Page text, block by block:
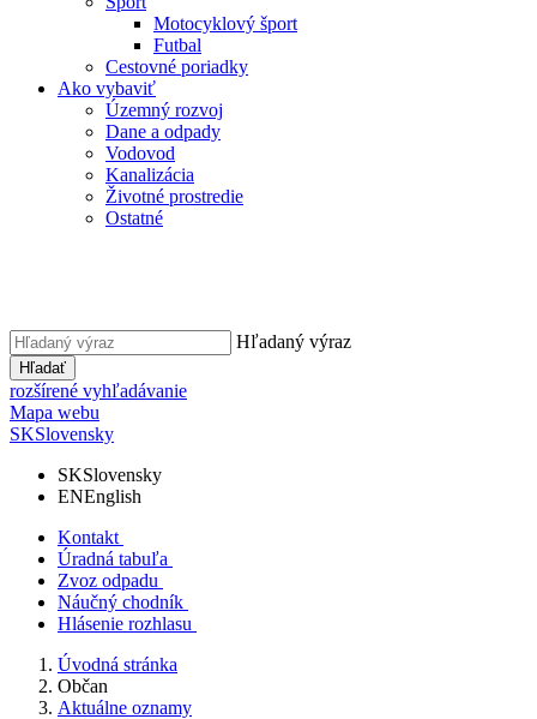
Motocyklový šport
Futbal
Cestovné poriadky
Ako vybaviť
Územný rozvoj
Dane a odpady
Vodovod
Kanalizácia
Životné prostredie
Ostatné
Hľadaný výraz
Hľadať
rozšírené vyhľadávanie
Mapa webu
SKSlovensky
SKSlovensky
ENEnglish
Kontakt
Úradná tabuľa
Zvoz odpadu
Náučný chodník
Hlásenie rozhlasu
Úvodná stránka
Občan
Aktuálne oznamy